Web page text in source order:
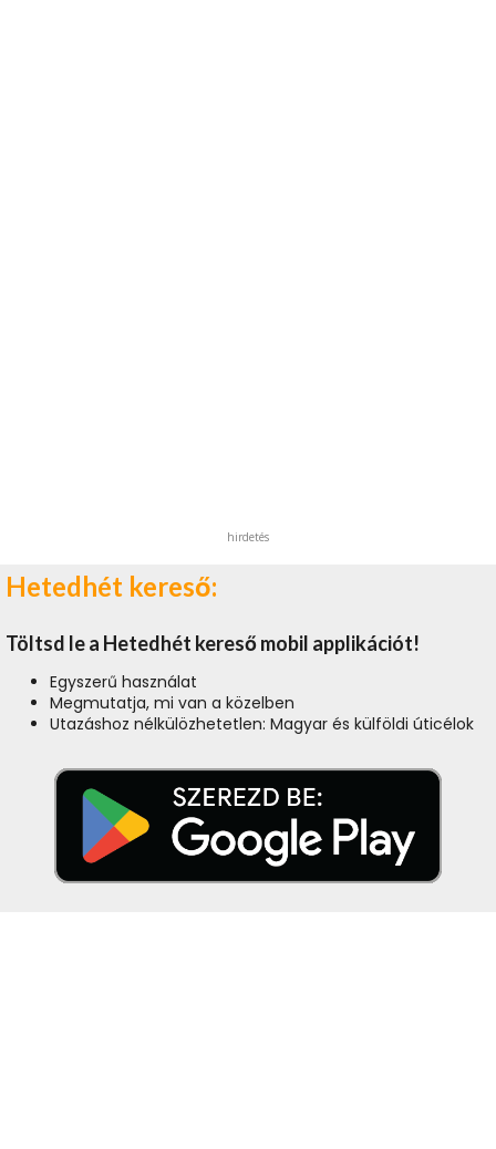
hirdetés
Hetedhét kereső:
Töltsd le a Hetedhét kereső mobil applikációt!
Egyszerű használat
Megmutatja, mi van a közelben
Utazáshoz nélkülözhetetlen: Magyar és külföldi úticélok